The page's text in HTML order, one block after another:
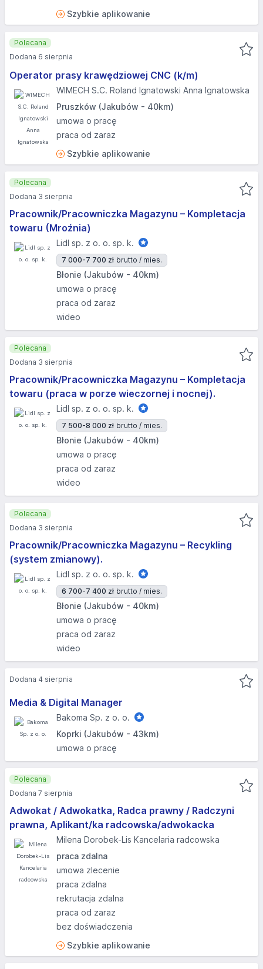
Szybkie aplikowanie
Operator prasy krawędziowej CNC (k/m)
WIMECH S.C. Roland Ignatowski Anna Ignatowska
Pruszków (Jakubów - 40km)
umowa o pracę
praca od zaraz
Szybkie aplikowanie
Polecana
Dodana 6 sierpnia
Pracownik/Pracowniczka Magazynu – Kompletacja
towaru (Mroźnia)
Lidl sp. z o. o. sp. k.
7 000-7 700 zł brutto / mies.
Błonie (Jakubów - 40km)
umowa o pracę
praca od zaraz
wideo
Polecana
Dodana 3 sierpnia
Pracownik/Pracowniczka Magazynu – Kompletacja
towaru (praca w porze wieczornej i nocnej).
Lidl sp. z o. o. sp. k.
7 500-8 000 zł brutto / mies.
Błonie (Jakubów - 40km)
umowa o pracę
praca od zaraz
wideo
Polecana
Dodana 3 sierpnia
Pracownik/Pracowniczka Magazynu – Recykling
(system zmianowy).
Lidl sp. z o. o. sp. k.
6 700-7 400 zł brutto / mies.
Błonie (Jakubów - 40km)
umowa o pracę
praca od zaraz
wideo
Polecana
Dodana 3 sierpnia
Media & Digital Manager
Bakoma Sp. z o. o.
Koprki (Jakubów - 43km)
umowa o pracę
Dodana 4 sierpnia
Adwokat / Adwokatka, Radca prawny / Radczyni
prawna, Aplikant/ka radcowska/adwokacka
Milena Dorobek-Lis Kancelaria radcowska
praca zdalna
umowa zlecenie
praca zdalna
rekrutacja zdalna
praca od zaraz
bez doświadczenia
Szybkie aplikowanie
Polecana
Dodana 7 sierpnia